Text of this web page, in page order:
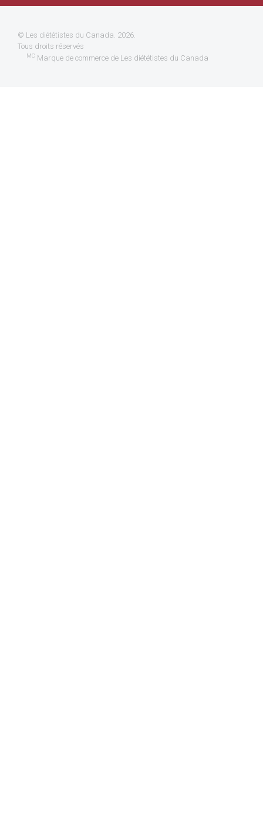
© Les diététistes du Canada. 2026.
Tous droits réservés
MC Marque de commerce de Les diététistes du Canada